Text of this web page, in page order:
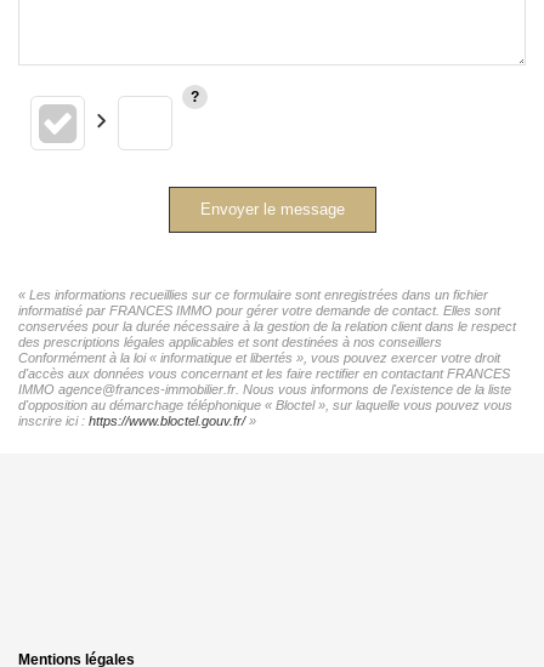
Envoyer le message
« Les informations recueillies sur ce formulaire sont enregistrées dans un fichier
informatisé par FRANCES IMMO pour gérer votre demande de contact. Elles sont
conservées pour la durée nécessaire à la gestion de la relation client dans le respect
des prescriptions légales applicables et sont destinées à nos conseillers
Conformément à la loi « informatique et libertés », vous pouvez exercer votre droit
d'accès aux données vous concernant et les faire rectifier en contactant FRANCES
IMMO agence@frances-immobilier.fr. Nous vous informons de l'existence de la liste
d'opposition au démarchage téléphonique « Bloctel », sur laquelle vous pouvez vous
inscrire ici : https://www.bloctel.gouv.fr/»
Mentions légales